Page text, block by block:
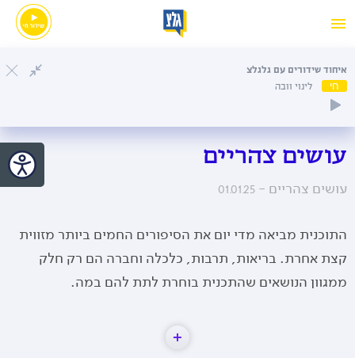
איחוד שידורים עם גלגלצ
חי לינוי וובה
עושים צהריים
עושים צהריים - 01.01.25
התוכנית מביאה מדי יום את הסיפורים החמים ביותר מזווית
קצת אחרת. בריאות, תרבות, כלכלה וחברה הם רק חלק
ממגוון הנושאים שהתכנית בוחרת לתת להם במה.